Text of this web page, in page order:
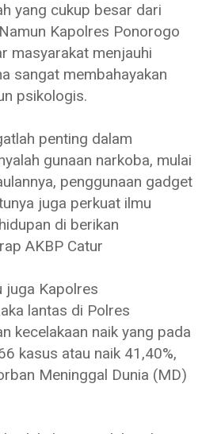
yang cukup besar dari
Kapolres Ponorogo
masyarakat menjauhi
sangat membahayakan
psikologis.
penting dalam
gunaan narkoba, mulai
penggunaan gadget
juga perkuat ilmu
di berikan
AKBP Catur
juga Kapolres
lantas di Polres
kecelakaan naik yang pada
kasus atau naik 41,40%,
Meninggal Dunia (MD)